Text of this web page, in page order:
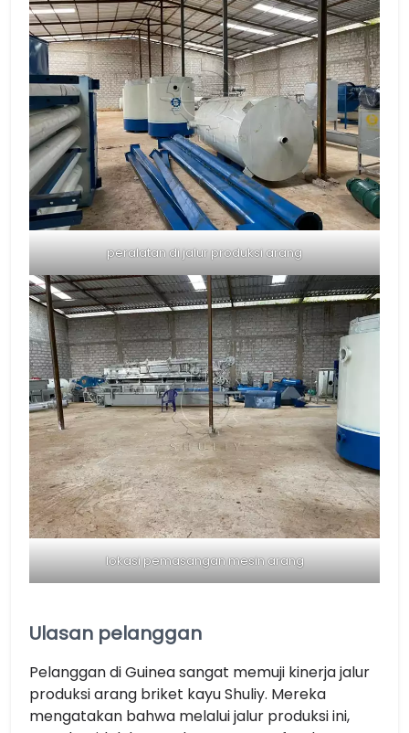
peralatan di jalur produksi arang
lokasi pemasangan mesin arang
Ulasan pelanggan
Pelanggan di Guinea sangat memuji kinerja jalur
produksi arang briket kayu Shuliy. Mereka
mengatakan bahwa melalui jalur produksi ini,